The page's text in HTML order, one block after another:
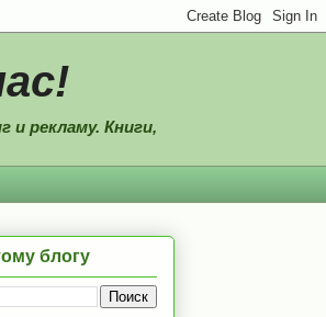
рекламу. Книги,
блогу